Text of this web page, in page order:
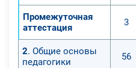
важные
Промежуточная
аттестация
3
2. Общие основы
педагогики
56